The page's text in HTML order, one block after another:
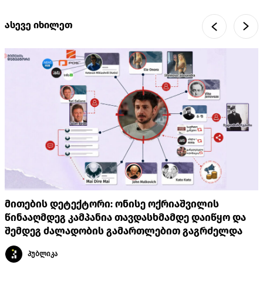
ასევე იხილეთ
მითების დეტექტორი: ონისე ოქრიაშვილის
წინააღმდეგ კამპანია თავდასხმამდე დაიწყო და
შემდეგ ძალადობის გამართლებით გაგრძელდა
პუბლიკა